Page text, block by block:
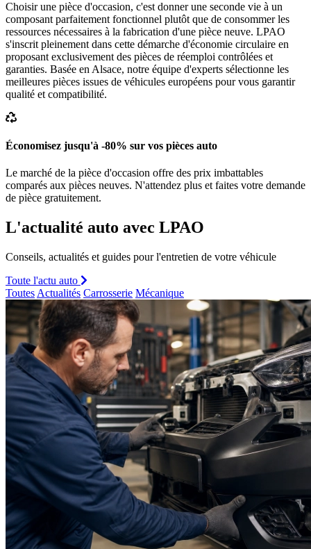
Choisir une pièce d'occasion, c'est donner une seconde vie à un
composant parfaitement fonctionnel plutôt que de consommer les
ressources nécessaires à la fabrication d'une pièce neuve. LPAO
s'inscrit pleinement dans cette démarche d'économie circulaire en
proposant exclusivement des pièces de réemploi contrôlées et
garanties. Basée en Alsace, notre équipe d'experts sélectionne les
meilleures pièces issues de véhicules européens pour vous garantir
qualité et compatibilité.
Économisez jusqu'à -80% sur vos pièces auto
Le marché de la pièce d'occasion offre des prix imbattables
comparés aux pièces neuves. N'attendez plus et faites votre demande
de pièce gratuitement.
L'actualité auto avec LPAO
Conseils, actualités et guides pour l'entretien de votre véhicule
Toute l'actu auto
Toutes Actualités Carrosserie Mécanique